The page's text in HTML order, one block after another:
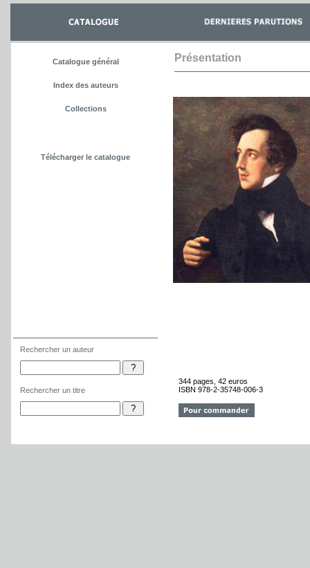
Catalogue général
Index des auteurs
Collections
Télécharger le catalogue
Rechercher un auteur
Rechercher un titre
Présentation